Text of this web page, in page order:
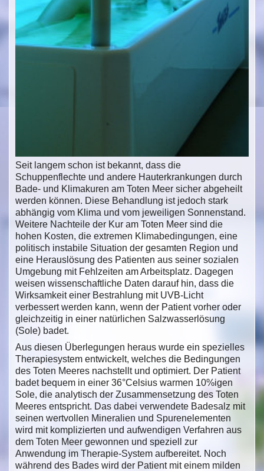
Seit langem schon ist bekannt, dass die
Schuppenflechte und andere Hauterkrankungen durch
Bade- und Klimakuren am Toten Meer sicher abgeheilt
werden können. Diese Behandlung ist jedoch stark
abhängig vom Klima und vom jeweiligen Sonnenstand.
Weitere Nachteile der Kur am Toten Meer sind die
hohen Kosten, die extremen Klimabedingungen, eine
politisch instabile Situation der gesamten Region und
eine Herauslösung des Patienten aus seiner sozialen
Umgebung mit Fehlzeiten am Arbeitsplatz. Dagegen
weisen wissenschaftliche Daten darauf hin, dass die
Wirksamkeit einer Bestrahlung mit UVB-Licht
verbessert werden kann, wenn der Patient vorher oder
gleichzeitig in einer natürlichen Salzwasserlösung
(Sole) badet.
Aus diesen Überlegungen heraus wurde ein spezielles
Therapiesystem entwickelt, welches die Bedingungen
des Toten Meeres nachstellt und optimiert. Der Patient
badet bequem in einer 36°Celsius warmen 10%igen
Sole, die analytisch der Zusammensetzung des Toten
Meeres entspricht. Das dabei verwendete Badesalz mit
seinen wertvollen Mineralien und Spurenelementen
wird mit komplizierten und aufwendigen Verfahren aus
dem Toten Meer gewonnen und speziell zur
Anwendung im Therapie-System aufbereitet. Noch
während des Bades wird der Patient mit einem milden